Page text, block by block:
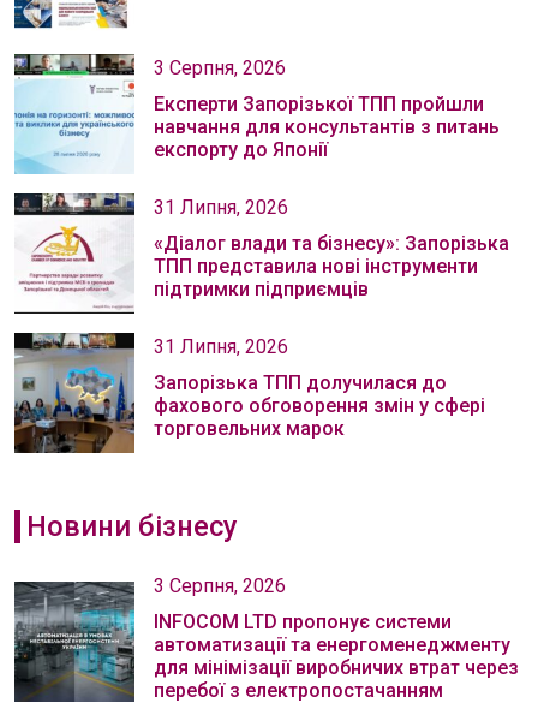
3 Серпня, 2026
Експерти Запорізької ТПП пройшли
навчання для консультантів з питань
експорту до Японії
31 Липня, 2026
«Діалог влади та бізнесу»: Запорізька
ТПП представила нові інструменти
підтримки підприємців
31 Липня, 2026
Запорізька ТПП долучилася до
фахового обговорення змін у сфері
торговельних марок
Новини бізнесу
3 Серпня, 2026
INFOCOM LTD пропонує системи
автоматизації та енергоменеджменту
для мінімізації виробничих втрат через
перебої з електропостачанням